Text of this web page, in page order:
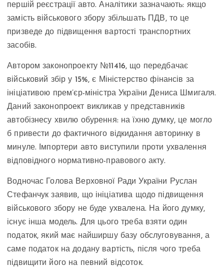
першій реєстрації авто. Аналітики зазначають: якщо
замість військового збору збільшать ПДВ, то це
призведе до підвищення вартості транспортних
засобів.
Автором законопроекту №11416, що передбачає
військовий збір у 15%, є Міністерство фінансів за
ініціативою прем’єр-міністра України Дениса Шмигаля.
Даний законопроект викликав у представників
автобізнесу хвилю обурення: на їхню думку, це могло
б привести до фактичного відкидання авторинку в
минуле. Імпортери авто виступили проти ухвалення
відповідного нормативно-правового акту.
Водночас Голова Верховної Ради України Руслан
Стефанчук заявив, що ініціатива щодо підвищення
військового збору не буде ухвалена. На його думку,
існує інша модель. Для цього треба взяти один
податок, який має найширшу базу обслуговування, а
саме податок на додану вартість, після чого треба
підвищити його на певний відсоток.